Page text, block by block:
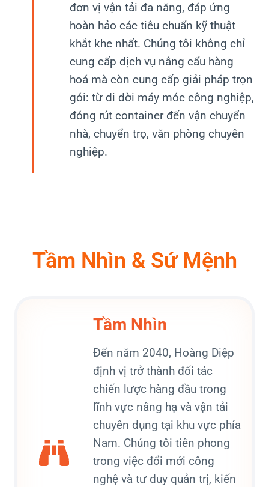
đơn vị vận tải đa năng, đáp ứng
hoàn hảo các tiêu chuẩn kỹ thuật
khắt khe nhất. Chúng tôi không chỉ
cung cấp dịch vụ nâng cẩu hàng
hoá mà còn cung cấp giải pháp trọn
gói: từ di dời máy móc công nghiệp,
đóng rút container đến vận chuyển
nhà, chuyển trọ, văn phòng chuyên
nghiệp.
Tầm Nhìn & Sứ Mệnh
Tầm Nhìn
Đến năm 2040, Hoàng Diệp
định vị trở thành đối tác
chiến lược hàng đầu trong
lĩnh vực nâng hạ và vận tải
chuyên dụng tại khu vực phía
Nam. Chúng tôi tiên phong
trong việc đổi mới công
nghệ và tư duy quản trị, kiến